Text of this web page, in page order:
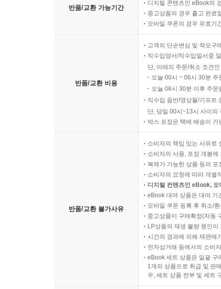
예상했지만, 실제로 수익금액이 천만원 이상 적
월천 회원님들께 감사드리며 앞으로도 꾸준히 하
윤타 님 덕분에 빠르게 성장할 수 있었고, ‘초심
미래를 계획할 수 있는 하루하루가 너무나도 소
“더이상 아끼지 마세요. 추가 소득을 늘리세요.”
진심 어린 조언까지 더해져 더욱 돈맛에 몰입할
- 끝장내기 님의 수익인증 중에서 (2024. 5. 1)
반품/교환 가능기간
디지털 콘텐츠인 eBook의
중고상품의 경우 출고 완료
모바일 쿠폰의 경우 유효기
반품/교환 비용
고객의 단순변심 및 착오구
직수입양서/직수입일서중
단, 아래의 주문/취소 조건
오늘 00시 ~ 06시 30분
오늘 06시 30분 이후 주
직수입 음반/영상물/기프트
단, 당일 00시~13시 사이의
박스 포장은 택배 배송이
반품/교환 불가사유
소비자의 책임 있는 사유로
소비자의 사용, 포장 개봉
복제가 가능한 상품 등의
소비자의 요청에 따라 개별
디지털 컨텐츠인 eBook,
eBook 대여 상품은 대여 기
모바일 쿠폰 등록 후 취소/
중고상품이 구매확정(자동
LP상품의 재생 불량 원인
시간의 경과에 의해 재판매
전자상거래 등에서의 소비
eBook 세트 상품은 일괄 구
1개의 상품으로 취급 및 판
우, 세트 상품 전부 및 세트